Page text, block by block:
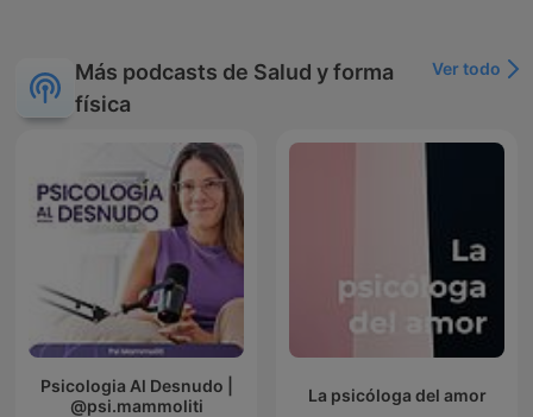
Más podcasts de Salud y forma
física
Ver todo
Psicologia Al Desnudo |
@psi.mammoliti
La psicóloga del amor